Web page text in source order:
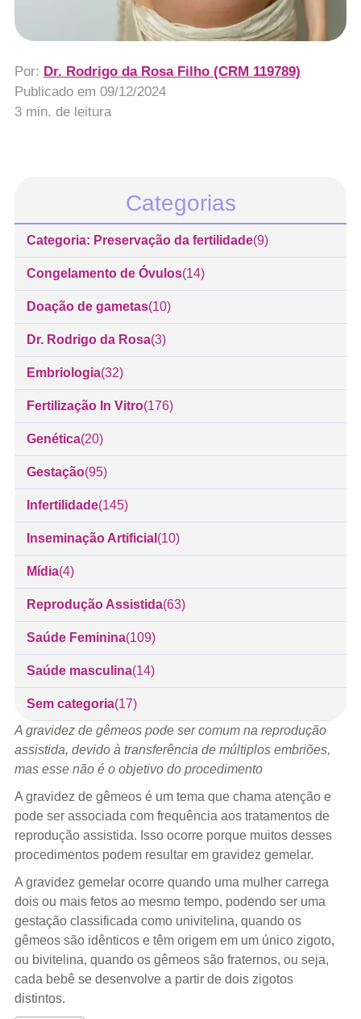
Por: Dr. Rodrigo da Rosa Filho (CRM 119789)
Publicado em 09/12/2024
3 min. de leitura
Categorias
Categoria: Preservação da fertilidade(9)
Congelamento de Óvulos(14)
Doação de gametas(10)
Dr. Rodrigo da Rosa(3)
Embriologia(32)
Fertilização In Vitro(176)
Genética(20)
Gestação(95)
Infertilidade(145)
Inseminação Artificial (10)
Mídia(4)
Reprodução Assistida(63)
Saúde Feminina(109)
Saúde masculina(14)
Sem categoria(17)
A gravidez de gêmeos pode ser comum na reprodução
assistida, devido à transferência de múltiplos embriões,
mas esse não é o objetivo do procedimento
A gravidez de gêmeos é um tema que chama atenção e
pode ser associada com frequência aos tratamentos de
reprodução assistida. Isso ocorre porque muitos desses
procedimentos podem resultar em gravidez gemelar.
A gravidez gemelar ocorre quando uma mulher carrega
dois ou mais fetos ao mesmo tempo, podendo ser uma
gestação classificada como univitelina, quando os
gêmeos são idênticos e têm origem em um único zigoto,
ou bivitelina, quando os gêmeos são fraternos, ou seja,
cada bebê se desenvolve a partir de dois zigotos
distintos.